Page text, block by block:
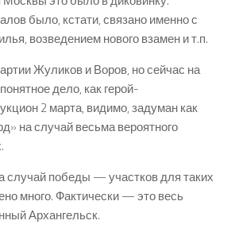
было, кстати, связано именно с
возведением нового взамен и т.п.
Жуликов и Воров, но сейчас на
дело, как герой-
2 марта, видимо, задуман как
на случай весьма вероятного
случай победы — участков для таких
много. Фактически — это весь
Архангельск.